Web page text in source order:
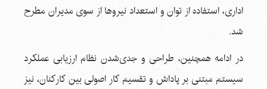
اداری، استفاده از توان و استعداد نیروها از سوی مدیران مطرح
شد.
در ادامه همچنین، طراحی و جدی‌شدن نظام ارزیابی عملکرد
سیستم مبتنی بر پاداش و تقسیم کار اصولی بین کارکنان، نیز